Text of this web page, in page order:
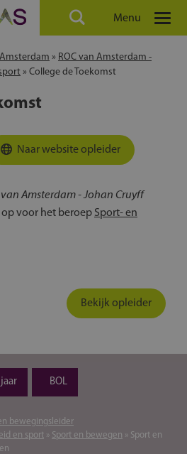
Menu
Amsterdam » ROC van Amsterdam -
» College de Toekomst
Naar website opleider
van Amsterdam - Johan Cruyff
voor het beroep Sport- en
Bekijk opleider
BOL
bewegingsleider
en sport » Sport en bewegen » Sport en